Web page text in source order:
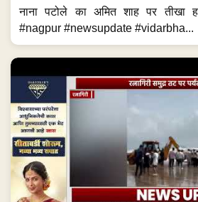
नाना पटोले का अमित शाह पर तीखा
#nagpur #newsupdate #vidarbha...